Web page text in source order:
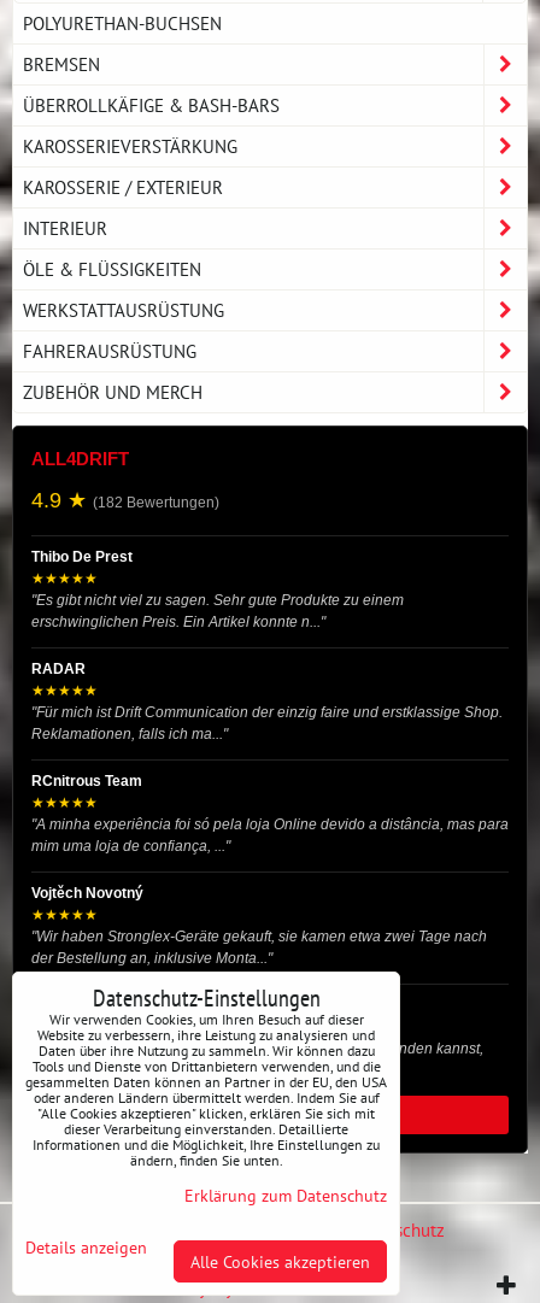
POLYURETHAN-BUCHSEN
BREMSEN
ÜBERROLLKÄFIGE & BASH-BARS
KAROSSERIEVERSTÄRKUNG
KAROSSERIE / EXTERIEUR
INTERIEUR
ÖLE & FLÜSSIGKEITEN
WERKSTATTAUSRÜSTUNG
FAHRERAUSRÜSTUNG
ZUBEHÖR UND MERCH
ALL4DRIFT
4.9 ★ (182 Bewertungen)
Thibo De Prest
★★★★★
"Es gibt nicht viel zu sagen. Sehr gute Produkte zu einem
erschwinglichen Preis. Ein Artikel konnte n..."
RADAR
★★★★★
"Für mich ist Drift Communication der einzig faire und erstklassige Shop.
Reklamationen, falls ich ma..."
RCnitrous Team
★★★★★
"A minha experiência foi só pela loja Online devido a distância, mas para
mim uma loja de confiança, ..."
Vojtěch Novotný
★★★★★
"Wir haben Stronglex-Geräte gekauft, sie kamen etwa zwei Tage nach
der Bestellung an, inklusive Monta..."
josef helmich
★★★★★
"Hier gibt es viele Dinge, die du für dein Drift-Auto verwenden kannst,
egal ob Profi oder für die St..."
ALLE BEWERTUNGEN
Erklärung zum Datenschutz
Website erstellt mit:ByznysWeb.cz
Datenschutz-Einstellungen
Wir verwenden Cookies, um Ihren Besuch auf dieser
Website zu verbessern, ihre Leistung zu analysieren und
Daten über ihre Nutzung zu sammeln. Wir können dazu
Tools und Dienste von Drittanbietern verwenden, und die
gesammelten Daten können an Partner in der EU, den USA
oder anderen Ländern übermittelt werden. Indem Sie auf
"Alle Cookies akzeptieren" klicken, erklären Sie sich mit
dieser Verarbeitung einverstanden. Detaillierte
Informationen und die Möglichkeit, Ihre Einstellungen zu
ändern, finden Sie unten.
Erklärung zum Datenschutz
Details anzeigen
Alle Cookies akzeptieren